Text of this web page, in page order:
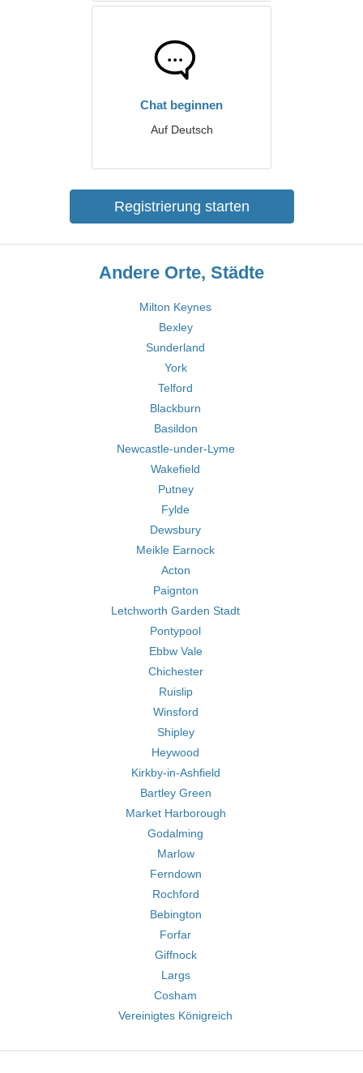
Chat beginnen
Auf Deutsch
Registrierung starten
Andere Orte, Städte
Milton Keynes
Bexley
Sunderland
York
Telford
Blackburn
Basildon
Newcastle-under-Lyme
Wakefield
Putney
Fylde
Dewsbury
Meikle Earnock
Acton
Paignton
Letchworth Garden Stadt
Pontypool
Ebbw Vale
Chichester
Ruislip
Winsford
Shipley
Heywood
Kirkby-in-Ashfield
Bartley Green
Market Harborough
Godalming
Marlow
Ferndown
Rochford
Bebington
Forfar
Giffnock
Largs
Cosham
Vereinigtes Königreich